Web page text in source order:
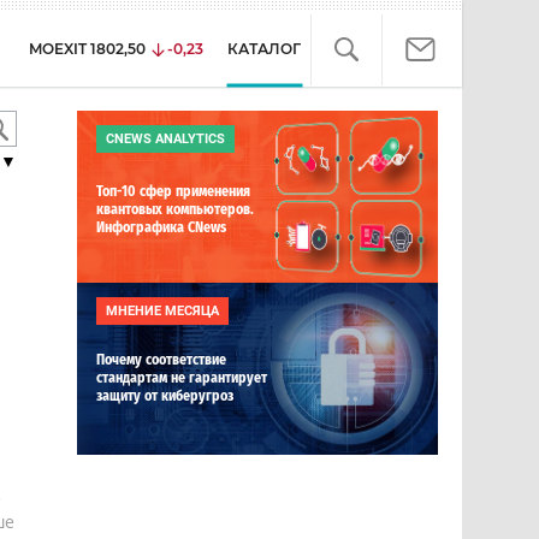
MOEXIT 1802,50 -0,23 КАТАЛОГ
CNEWS ANALYTICS
Топ-10 сфер применения
квантовых компьютеров.
Инфографика CNews
МНЕНИЕ МЕСЯЦА
Почему соответствие
стандартам не гарантирует
защиту от киберугроз